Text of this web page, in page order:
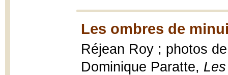
Les ombres de
Réjean Roy ; photos
Dominique Paratte,